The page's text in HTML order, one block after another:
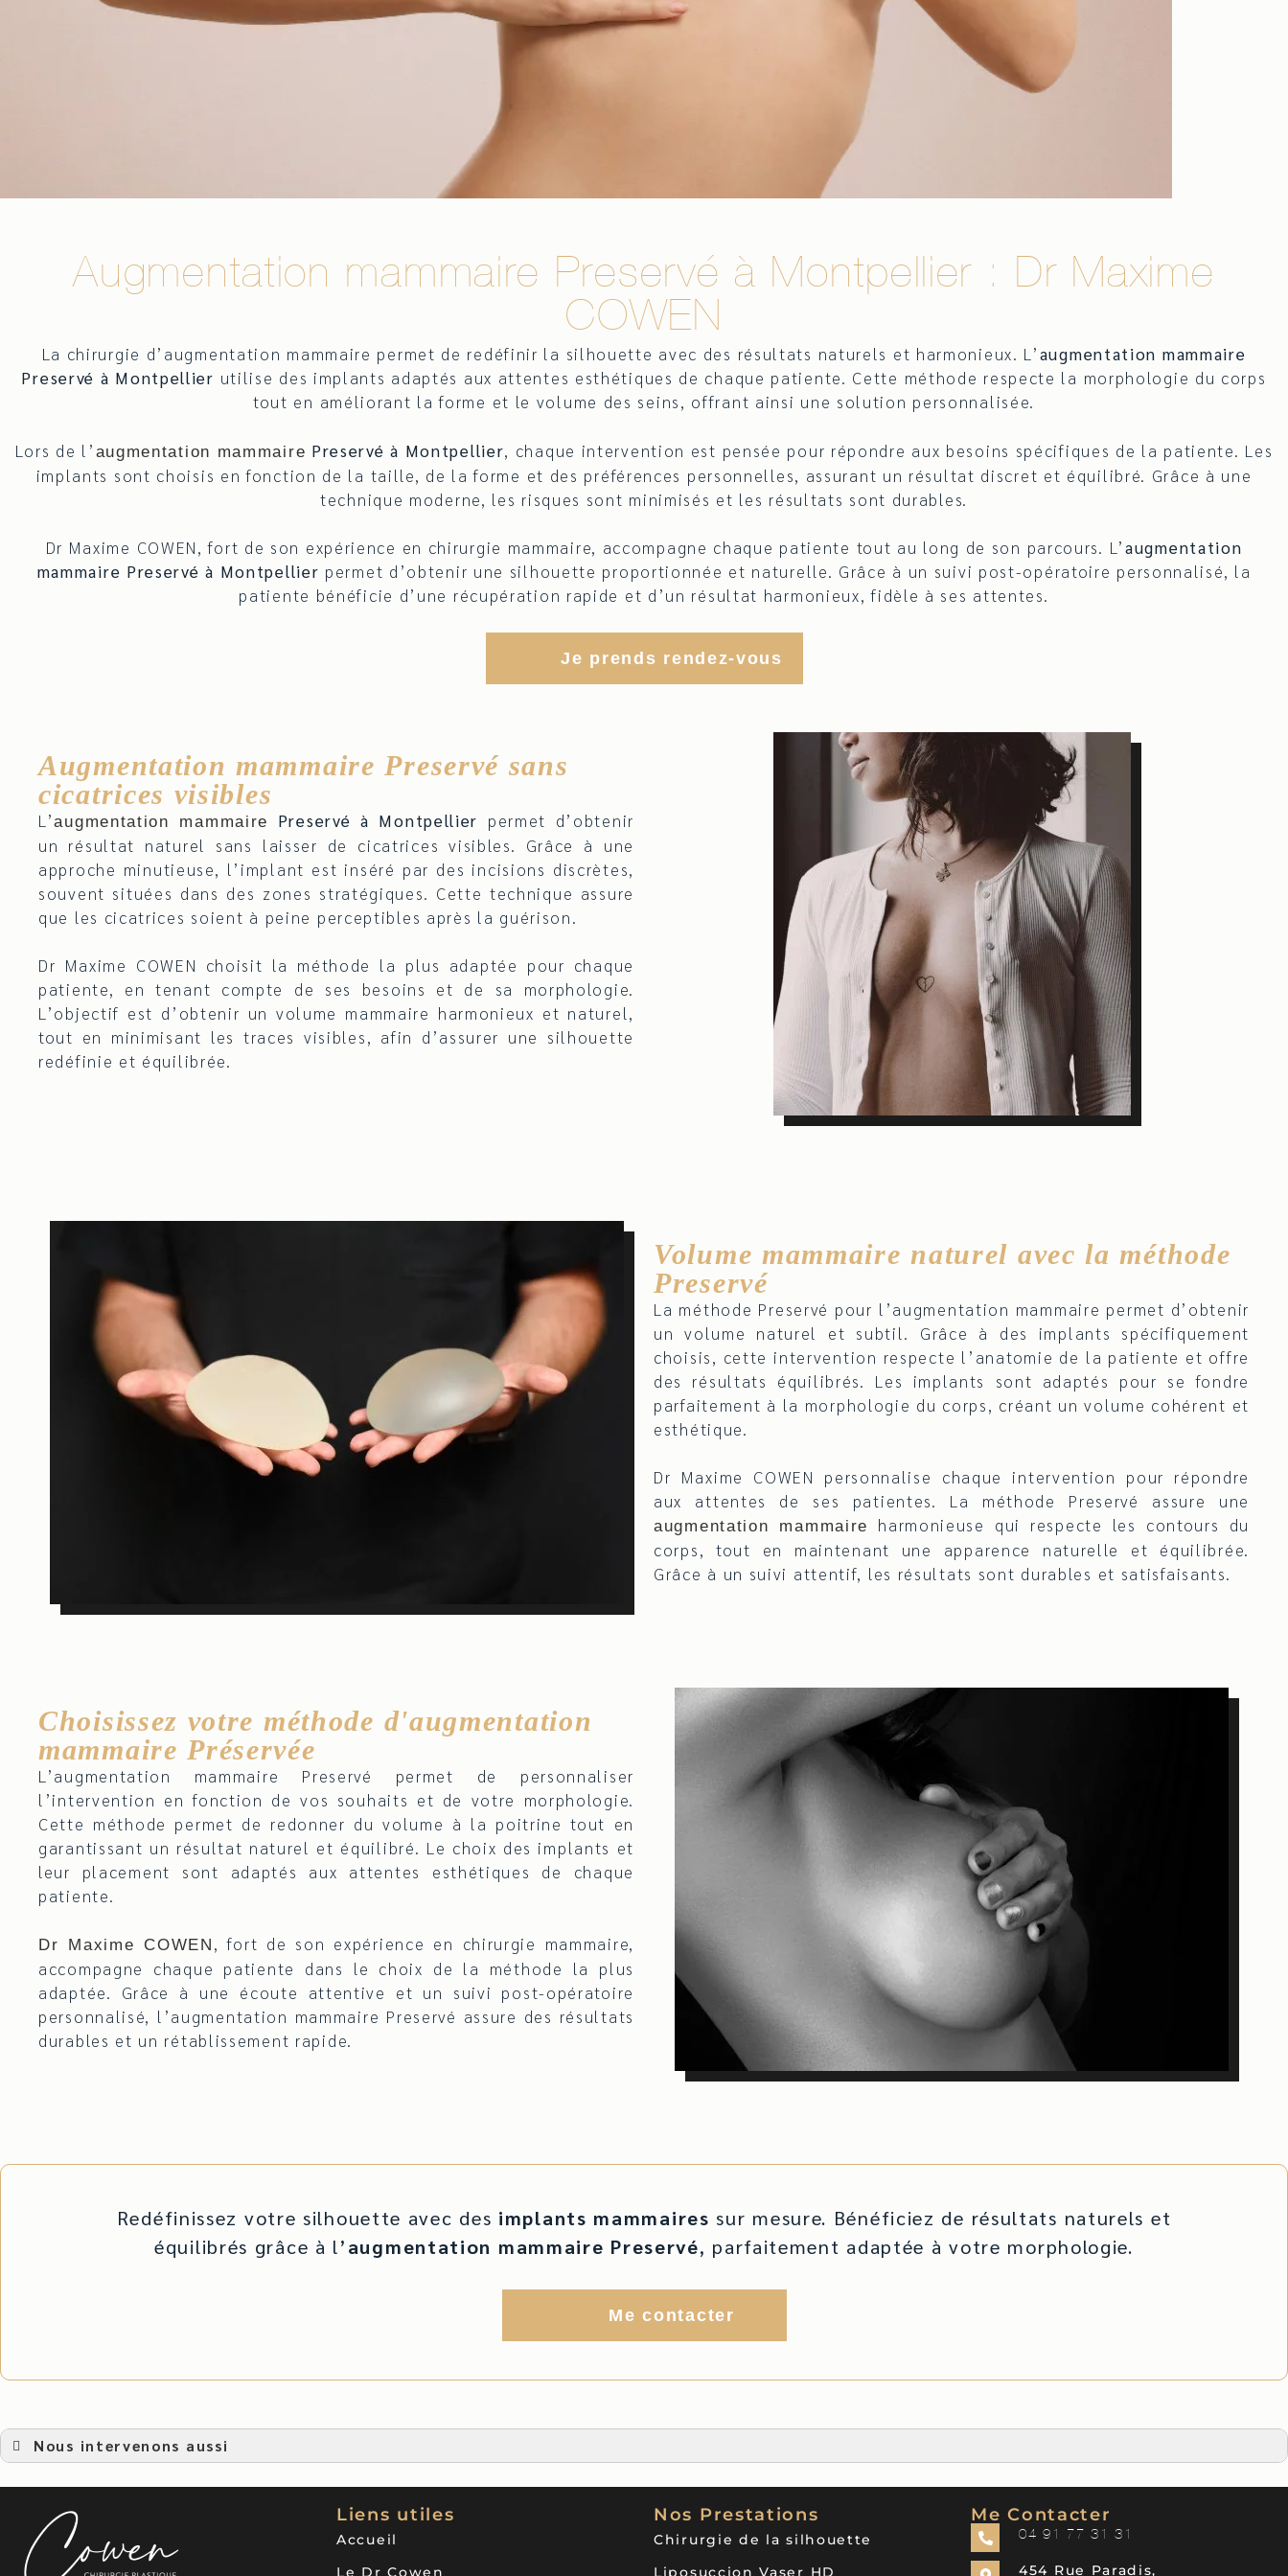
Augmentation mammaire Preservé à Montpellier : Dr Maxime
COWEN
La chirurgie d’augmentation mammaire permet de redéfinir la silhouette avec des résultats naturels et harmonieux. L’augmentation mammaire
Preservé à Montpellier utilise des implants adaptés aux attentes esthétiques de chaque patiente. Cette méthode respecte la morphologie du corps
tout en améliorant la forme et le volume des seins, offrant ainsi une solution personnalisée.
Lors de l’ augmentation mammaire Preservé à Montpellier, chaque intervention est pensée pour répondre aux besoins spécifiques de la patiente. Les
implants sont choisis en fonction de la taille, de la forme et des préférences personnelles, assurant un résultat discret et équilibré. Grâce à une
technique moderne, les risques sont minimisés et les résultats sont durables.
Dr Maxime COWEN, fort de son expérience en chirurgie mammaire, accompagne chaque patiente tout au long de son parcours. L’augmentation
mammaire Preservé à Montpellier permet d’obtenir une silhouette proportionnée et naturelle. Grâce à un suivi post-opératoire personnalisé, la
patiente bénéficie d’une récupération rapide et d’un résultat harmonieux, fidèle à ses attentes.
Je prends rendez-vous
Augmentation mammaire Preservé sans
cicatrices visibles
L’augmentation mammaire Preservé à Montpellier permet d’obtenir
un résultat naturel sans laisser de cicatrices visibles. Grâce à une
approche minutieuse, l’implant est inséré par des incisions discrètes,
souvent situées dans des zones stratégiques. Cette technique assure
que les cicatrices soient à peine perceptibles après la guérison.
Dr Maxime COWEN choisit la méthode la plus adaptée pour chaque
patiente, en tenant compte de ses besoins et de sa morphologie.
L’objectif est d’obtenir un volume mammaire harmonieux et naturel,
tout en minimisant les traces visibles, afin d’assurer une silhouette
redéfinie et équilibrée.
Volume mammaire naturel avec la méthode
Preservé
La méthode Preservé pour l’augmentation mammaire permet d’obtenir
un volume naturel et subtil. Grâce à des implants spécifiquement
choisis, cette intervention respecte l’anatomie de la patiente et offre
des résultats équilibrés. Les implants sont adaptés pour se fondre
parfaitement à la morphologie du corps, créant un volume cohérent et
esthétique.
Dr Maxime COWEN personnalise chaque intervention pour répondre
aux attentes de ses patientes. La méthode Preservé assure une
augmentation mammaire
harmonieuse qui respecte les contours du
corps, tout en maintenant une apparence naturelle et équilibrée.
Grâce à un suivi attentif, les résultats sont durables et satisfaisants.
Choisissez votre méthode d'augmentation
mammaire Préservée
L’augmentation mammaire Preservé permet de personnaliser
l’intervention en fonction de vos souhaits et de votre morphologie.
Cette méthode permet de redonner du volume à la poitrine tout en
garantissant un résultat naturel et équilibré. Le choix des implants et
leur placement sont adaptés aux attentes esthétiques de chaque
patiente.
Dr Maxime COWEN , fort de son expérience en chirurgie mammaire,
accompagne chaque patiente dans le choix de la méthode la plus
adaptée. Grâce à une écoute attentive et un suivi post-opératoire
personnalisé, l’augmentation mammaire Preservé assure des résultats
durables et un rétablissement rapide.
Redéfinissez votre silhouette avec des implants mammaires sur mesure. Bénéficiez de résultats naturels et
équilibrés grâce à l’augmentation mammaire Preservé, parfaitement adaptée à votre morphologie.
Me contacter
Nous intervenons aussi
Augmentation mammaire Preservé à Toulon
Augmentation mammaire Preservé à Nice
Augmentation mammaire Preservé à Corse
Augmentation mammaire Preservé à Lyon
Augmentation mammaire Preservé à Marseille
Liens utiles
Accueil
Le Dr Cowen
Nos Prestations
Chirurgie de la silhouette
Liposuccion Vaser HD
Me Contacter
04 91 77 31 31
454 Rue Paradis,